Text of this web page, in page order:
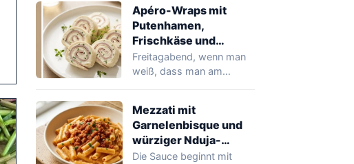
Apéro-Wraps mit
Putenhamen,
Frischkäse und
Schnittlauch
Freitagabend, wenn man
weiß, dass man am
Mezzati mit
Garnelenbisque und
würziger Nduja-
Alternative
Die Sauce beginnt mit